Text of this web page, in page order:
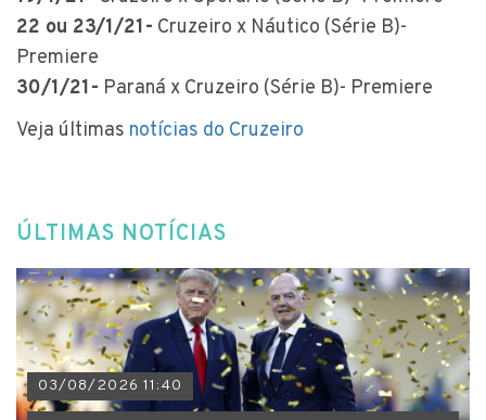
22 ou 23/1/21- Cruzeiro x Náutico (Série B)-
Premiere
30/1/21- Paraná x Cruzeiro (Série B)- Premiere
Veja últimas notícias do Cruzeiro
ÚLTIMAS NOTÍCIAS
03/08/2026 11:40